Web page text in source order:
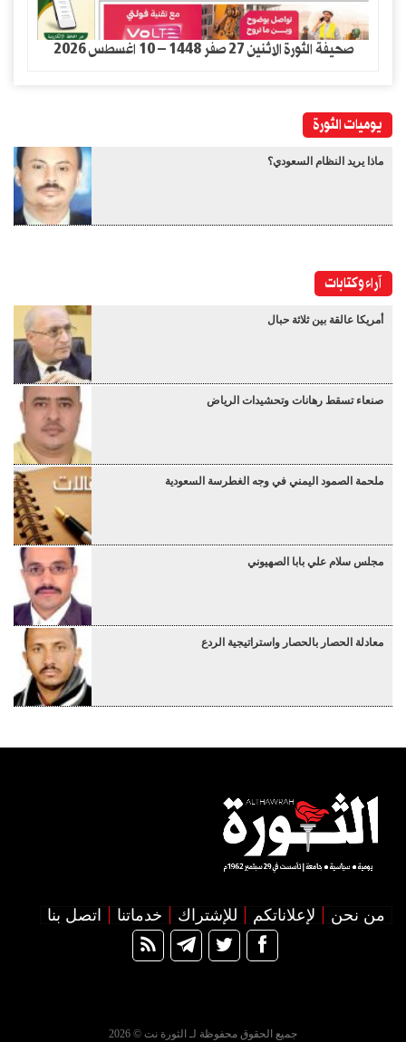
صحيفة الثورة الاثنين 27 صفر 1448 – 10 اغسطس 2026
يوميات الثورة
ماذا يريد النظام السعودي؟
آراء وكتابات
أمريكا عالقة بين ثلاثة حبال
صنعاء تسقط رهانات وتحشيدات الرياض
ملحمة الصمود اليمني في وجه الغطرسة السعودية
مجلس سلام علي بابا الصهيوني
معادلة الحصار بالحصار واستراتيجية الردع
من نحن لإعلاناتكم للإشتراك خدماتنا اتصل بنا
جميع الحقوق محفوظة لـ الثورة نت © 2026